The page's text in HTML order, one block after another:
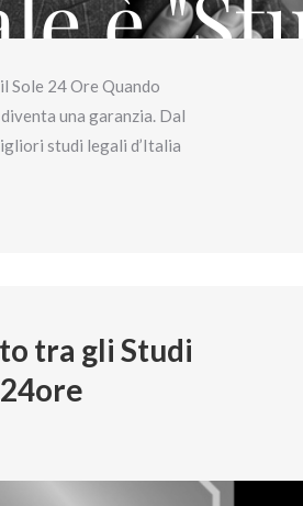
Sole 24 Ore Quando
una garanzia. Dal
studi legali d’Italia
tra gli Studi